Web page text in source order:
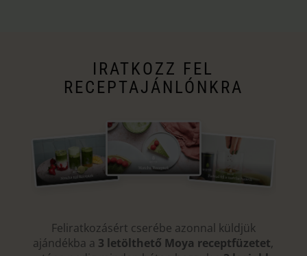
IRATKOZZ FEL
RECEPTAJÁNLÓNKRA
Feliratkozásért cserébe azonnal küldjük
ajándékba a 3 letölthető Moya receptfüzetet,